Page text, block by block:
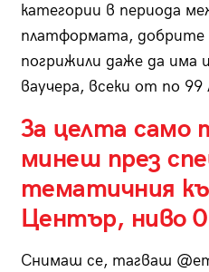
категории в периода
платформата, добрите
погрижили даже да има
ваучера, всеки от по 99
За целта само
минеш през
тематичния
Център, ниво
Снимаш се, тагваш